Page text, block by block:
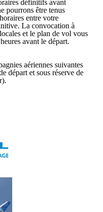
définitifs avant
pourrons être tenus
entre votre
La convocation à
et le plan de vol vous
avant le départ.
aériennes suivantes
départ et sous réserve de